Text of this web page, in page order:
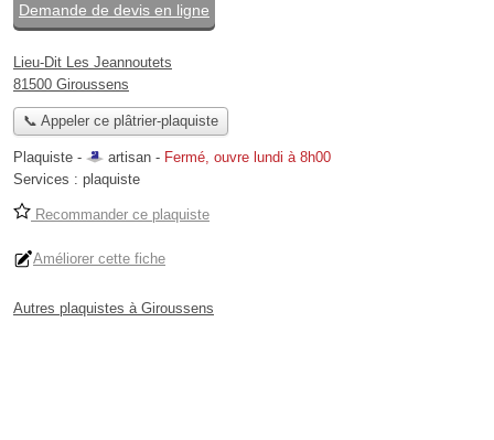
Demande de devis en ligne
Lieu-Dit Les Jeannoutets
81500 Giroussens
📞 Appeler ce plâtrier-plaquiste
Plaquiste - artisan - Fermé, ouvre lundi à 8h00
Services : plaquiste
Recommander ce plaquiste
Améliorer cette fiche
Autres plaquistes à Giroussens